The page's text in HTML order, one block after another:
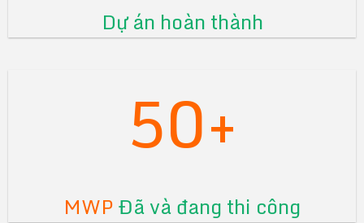
Dự án hoàn thành
50+
MWPĐã và đang thi công